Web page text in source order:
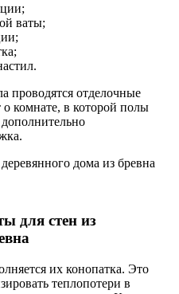
ваты;
проводятся отделочные
комнате, в которой полы
для стен из
их конопатка. Это
теплопотери в